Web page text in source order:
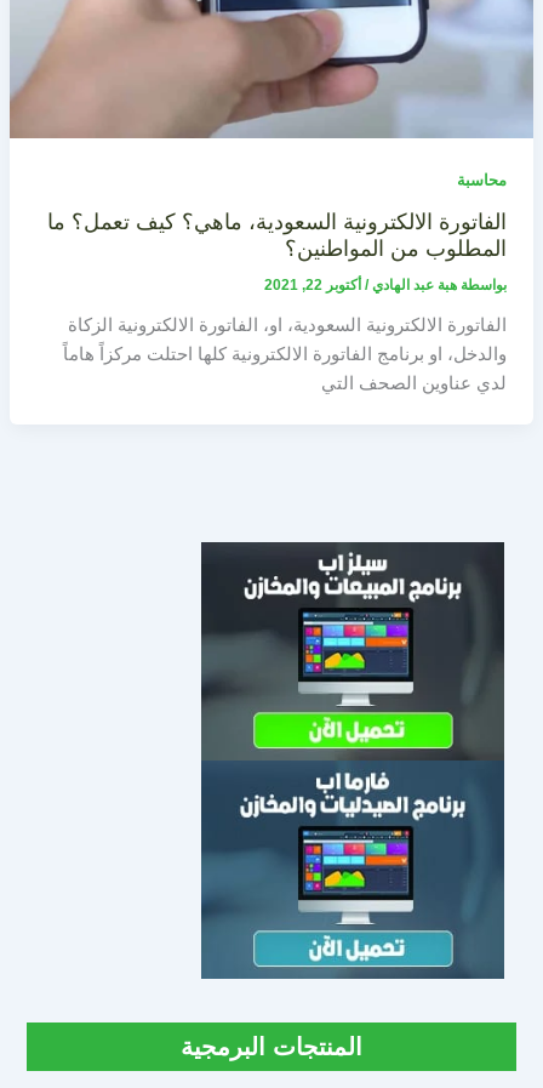
محاسبة
الفاتورة الالكترونية السعودية، ماهي؟ كيف تعمل؟ ما
المطلوب من المواطنين؟
بواسطة هبة عبد الهادي/ أكتوبر 22, 2021
الفاتورة الالكترونية السعودية، او، الفاتورة الالكترونية الزكاة
والدخل، او برنامج الفاتورة الالكترونية كلها احتلت مركزاً هاماً
لدي عناوين الصحف التي
المنتجات البرمجية